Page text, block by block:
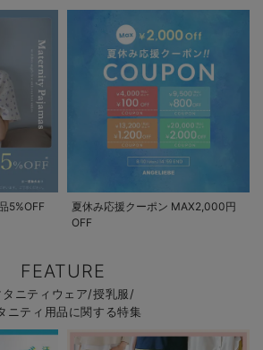
5%OFF
夏休み応援クーポン MAX2,000円
OFF
FEATURE
タニティウェア/授乳服/
ニティ用品に関する特集